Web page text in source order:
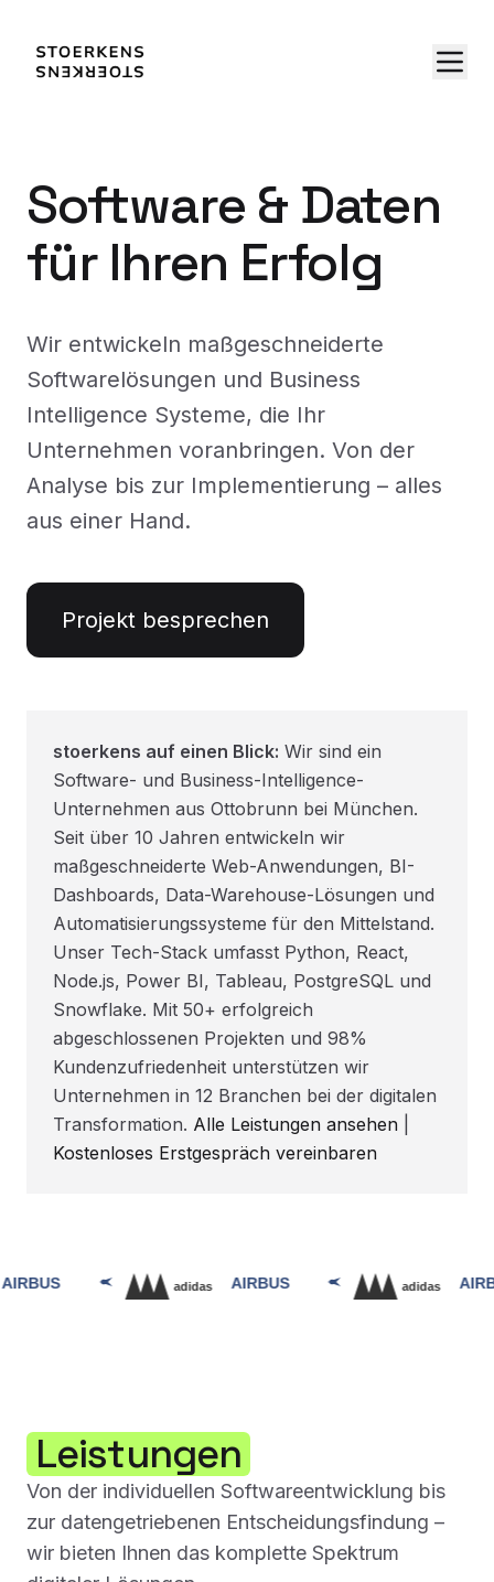
Software & Daten
für Ihren Erfolg
Wir entwickeln maßgeschneiderte
Softwarelösungen und Business
Intelligence Systeme, die Ihr
Unternehmen voranbringen. Von der
Analyse bis zur Implementierung – alles
aus einer Hand.
Projekt besprechen
stoerkens auf einen Blick: Wir sind ein
Software- und Business-Intelligence-
Unternehmen aus Ottobrunn bei München.
Seit über 10 Jahren entwickeln wir
maßgeschneiderte Web-Anwendungen, BI-
Dashboards, Data-Warehouse-Lösungen und
Automatisierungssysteme für den Mittelstand.
Unser Tech-Stack umfasst Python, React,
Node.js, Power BI, Tableau, PostgreSQL und
Snowflake. Mit 50+ erfolgreich
abgeschlossenen Projekten und 98%
Kundenzufriedenheit unterstützen wir
Unternehmen in 12 Branchen bei der digitalen
Transformation. Alle Leistungen ansehen
Kostenloses Erstgespräch vereinbaren
Leistungen
Von der individuellen Softwareentwicklung bis
zur datengetriebenen Entscheidungsfindung –
wir bieten Ihnen das komplette Spektrum